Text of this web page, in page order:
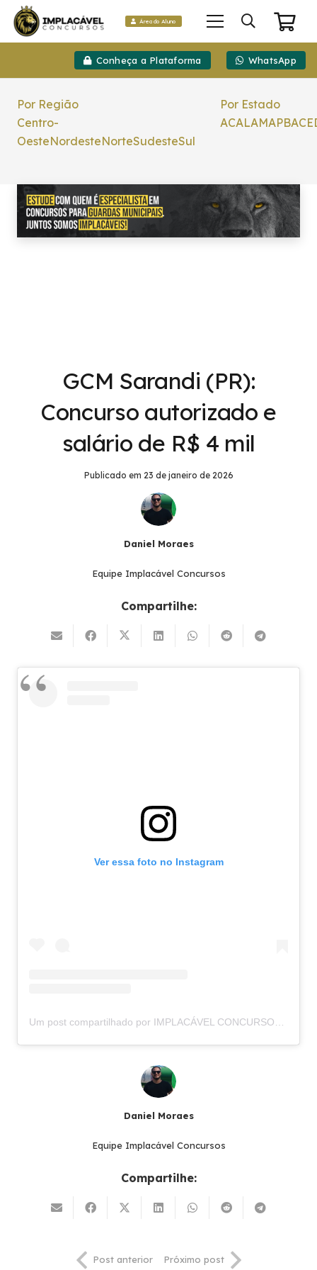
Área do Aluno
Conheça a Plataforma WhatsApp
Por Região
Centro-
OesteNordesteNorteSudesteSul
Por Estado
ACALAMAPBACE
GCM Sarandi (PR):
Concurso autorizado e
salário de R$ 4 mil
Publicado em 23 de janeiro de 2026
Daniel Moraes
Equipe Implacável Concursos
Compartilhe:
Ver essa foto no Instagram
Um post compartilhado por IMPLACÁVEL CONCURSOS (@implacavelconcursos)
Daniel Moraes
Equipe Implacável Concursos
Compartilhe:
Post anterior Próximo post